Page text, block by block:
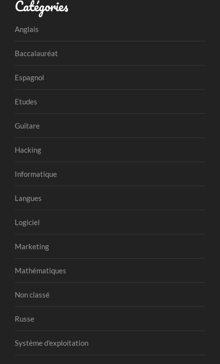
Catégories
Anglais
Baccalauréat
Espagnol
Etudes
Guitare
Hacking
Informatique
Langues
Logiciel
Marketing
Mathématiques
Non classé
Russe
Système d'exploitation